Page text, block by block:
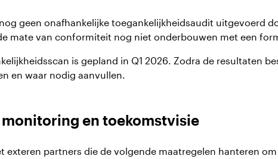
geen onafhankelijke toegankelijkheidsaudit uitgevoerd
mate van conformiteit nog niet onderbouwen met een
is gepland in Q1 2026. Zodra de resultaten
en waar nodig aanvullen.
en toekomstvisie
exteren partners die de volgende maatregelen hanteren